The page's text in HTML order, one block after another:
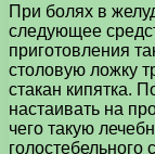
При болях в
следующее
приготовления
столовую ложку
стакан кипятка.
настаивать на
чего такую
голостебельного